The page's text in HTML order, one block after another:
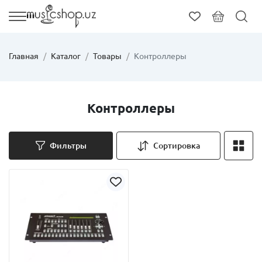
Главная Каталог Товары Контроллеры
Контроллеры
Фильтры Сортировка